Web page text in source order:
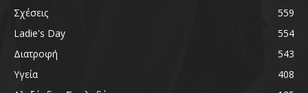
Σχέσεις
559
Ladie's Day
554
Διατροφή
543
Υγεία
408